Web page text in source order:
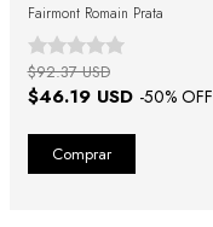
Fairmont Romain Prata
$46.19 USD -50% OFF
$92.37 USD